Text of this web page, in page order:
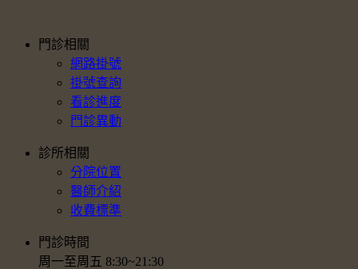
門診相關
網路掛號
掛號查詢
看診進度
門診異動
診所相關
分院位置
醫師介紹
收費標準
門診時間
周一至周五 8:30~21:30